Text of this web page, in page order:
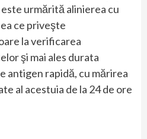
urmărită alinierea cu
ce priveşte
la verificarea
şi mai ales durata
antigen rapidă, cu mărirea
al acestuia de la 24 de ore